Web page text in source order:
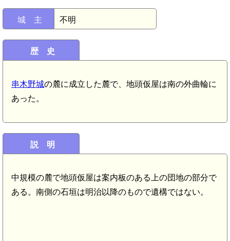
城 主 不明
歴 史
串木野城の麓に成立した麓で、地頭仮屋は南の外曲輪に
あった。
説 明
中規模の麓で地頭仮屋は案内板のある上の団地の部分で
ある。南側の石垣は明治以降のもので遺構ではない。